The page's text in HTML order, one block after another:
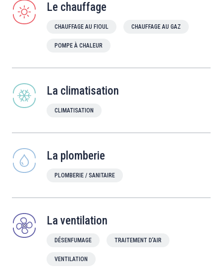
Le chauffage
CHAUFFAGE AU FIOUL CHAUFFAGE AU GAZ
POMPE À CHALEUR
La climatisation
CLIMATISATION
La plomberie
PLOMBERIE / SANITAIRE
La ventilation
DÉSENFUMAGE TRAITEMENT D'AIR
VENTILATION